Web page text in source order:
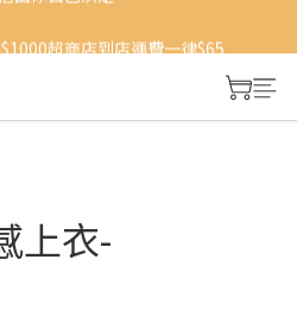
超商店到店運費一律$65
上衣-